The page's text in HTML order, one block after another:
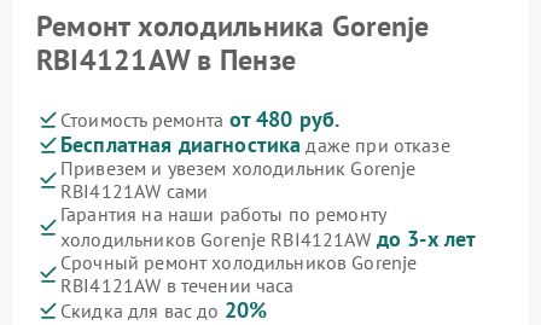
Ремонт холодильника Gorenje
RBI4121AW в Пензе
Стоимость ремонта от 480 руб.
Бесплатная диагностика даже при отказе
Привезем и увезем холодильник Gorenje
RBI4121AW сами
Гарантия на наши работы по ремонту
холодильников Gorenje RBI4121AW до 3-х лет
Срочный ремонт холодильников Gorenje
RBI4121AW в течении часа
Скидка для вас до 20%